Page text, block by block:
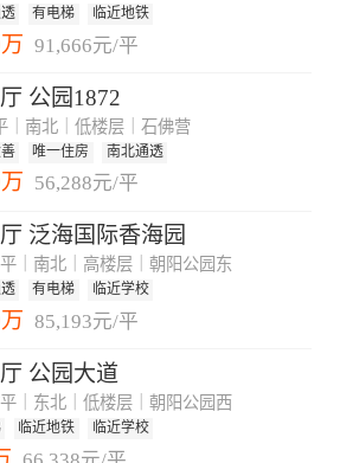
有电梯 临近地铁
91,666元/平
公园1872
｜南北｜低楼层｜石佛营
唯一住房 南北通透
56,288元/平
泛海国际香海园
平｜南北｜高楼层｜朝阳公园东
有电梯 临近学校
85,193元/平
公园大道
平｜东北｜低楼层｜朝阳公园西
临近地铁 临近学校